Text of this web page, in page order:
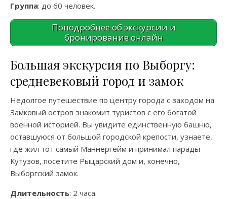
Группа: до 60 человек.
Поподробнее об экскурсии и
бронирование онлайн
Большая экскурсия по Выборгу:
средневековый город и замок
Недолгое путешествие по центру города с заходом на
Замковый остров знакомит туристов с его богатой
военной историей. Вы увидите единственную башню,
оставшуюся от большой городской крепости, узнаете,
где жил тот самый Маннергейм и принимал парады
Кутузов, посетите Рыцарский дом и, конечно,
Выборгский замок.
Длительность: 2 часа.